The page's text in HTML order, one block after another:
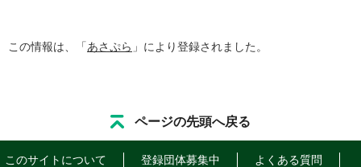
この情報は、「あさぷら 」により登録されました。
ページの先頭へ戻る
このサイトについて 登録団体募集中
よくある質問